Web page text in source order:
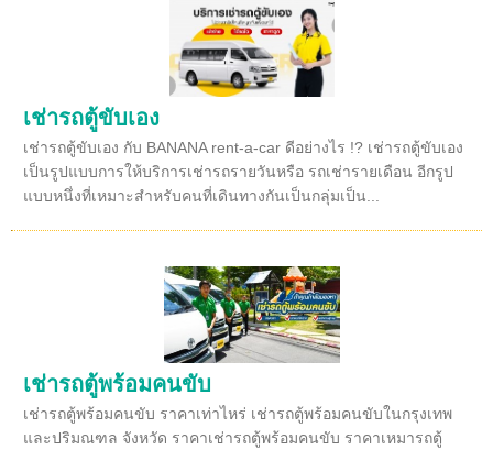
เช่ารถตู้ขับเอง
เช่ารถตู้ขับเอง กับ BANANA rent-a-car ดีอย่างไร !? เช่ารถตู้ขับเอง
เป็นรูปแบบการให้บริการเช่ารถรายวันหรือ รถเช่ารายเดือน อีกรูป
แบบหนึ่งที่เหมาะสำหรับคนที่เดินทางกันเป็นกลุ่มเป็น...
เช่ารถตู้พร้อมคนขับ
เช่ารถตู้พร้อมคนขับ ราคาเท่าไหร่ เช่ารถตู้พร้อมคนขับในกรุงเทพ
และปริมณฑล จังหวัด ราคาเช่ารถตู้พร้อมคนขับ ราคาเหมารถตู้